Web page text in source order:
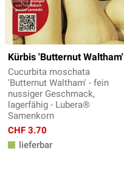
Kürbis 'Butternut Waltham'
Cucurbita moschata
'Butternut Waltham' - fein
nussiger Geschmack,
lagerfähig - Lubera®
Samenkorn
CHF 3.70
lieferbar